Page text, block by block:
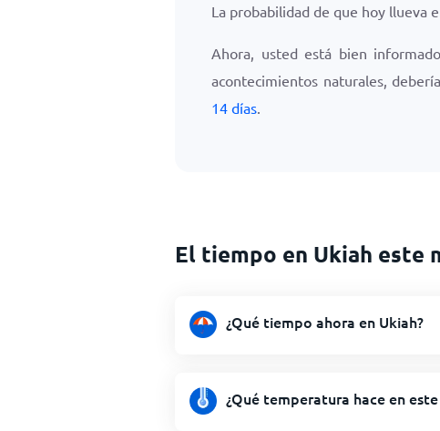
La probabilidad de que hoy llueva
Ahora, usted está bien
acontecimientos naturales,
14 días.
El tiempo en Ukiah este
¿Qué tiempo ahora en Ukiah?
¿Qué temperatura hace en